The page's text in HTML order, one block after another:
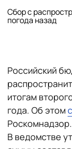
Сбор с
погода назад
Российский
итогам
года. Об этом
Роскомнадзор.
В ведомстве